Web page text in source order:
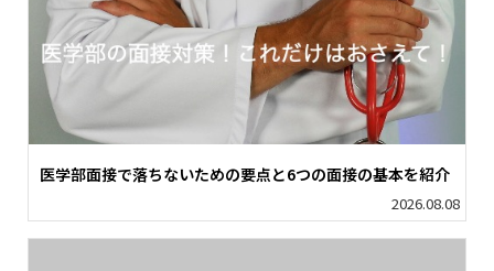
医学部面接で落ちないための要点と6つの面接の基本を紹介
2026.08.08